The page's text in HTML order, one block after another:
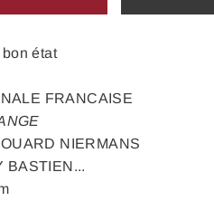
bon état
FRANCAISE
NIERMANS
BASTIEN...